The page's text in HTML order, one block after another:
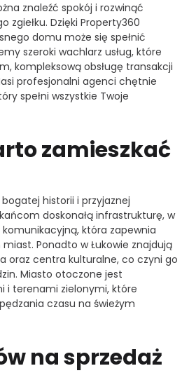
znaleźć spokój i rozwinąć
zgiełku. Dzięki Property360
domu może się spełnić
szeroki wachlarz usług, które
kompleksową obsługę transakcji
profesjonalni agenci chętnie
spełni wszystkie Twoje
zamieszkać
historii i przyjaznej
doskonałą infrastrukturę, w
która zapewnia
Ponadto w Łukowie znajdują
oraz centra kulturalne, co czyni go
Miasto otoczone jest
i terenami zielonymi, które
czasu na świeżym
na sprzedaż